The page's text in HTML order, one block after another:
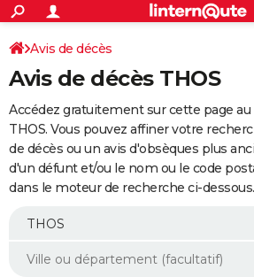
ACTUALITÉS
Politique
Société
Faits Divers
Education
Monde
Villes
+
SPORT
Coupe du monde 2026
Football
Tennis
Cyclisme
Rugby
Forum
Programme TV
TNT
Streaming
Cinéma
Sorties cinéma
Musique
+
FINANCE
Retraite
Impôts
Epargne
Immobilier
Risques naturels par ville
Banque
Assurance
Crédit
AUTO
Essais
Réserver un essai
Citadines
Berlines
SUV
Forum auto
+
Mobiles
Meilleur smartphone
Internet
Ordinateurs
Jeux vidéo
Guide high-tech
Aménagement intérieur
Avis de décès
Avis de décès THOS
Accédez gratuitement sur cette page au
THOS. Vous pouvez affiner votre
de décès ou un avis d'obsèques plus
d'un défunt et/ou le nom ou le code
dans le moteur de recherche ci-dessous.